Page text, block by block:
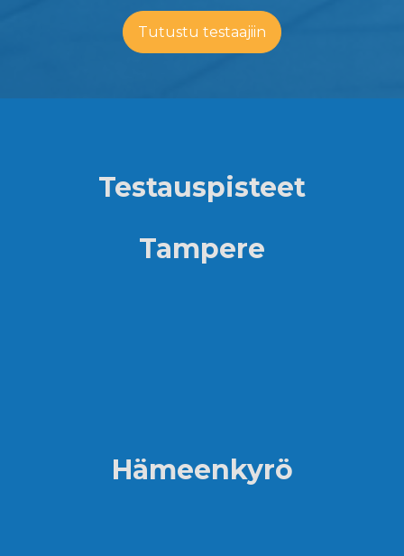
Tutustu testaajiin
Testauspisteet
Tampere
Hämeenkyrö